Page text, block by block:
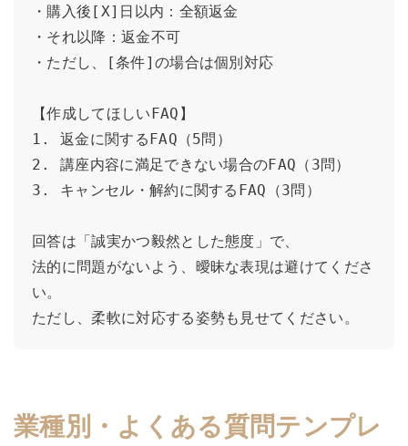
・購入後[X]日以内：全額返金
・それ以降：返金不可
・ただし、[条件]の場合は個別対応
【作成してほしいFAQ】
1. 返金に関するFAQ（5問）
2. 講座内容に満足できない場合のFAQ（3問）
3. キャンセル・解約に関するFAQ（3問）
回答は「誠実かつ毅然とした態度」で、
法的に問題がないよう、曖昧な表現は避けてくださ
い。
ただし、柔軟に対応する姿勢も見せてください。
業種別・よくある質問テンプレ